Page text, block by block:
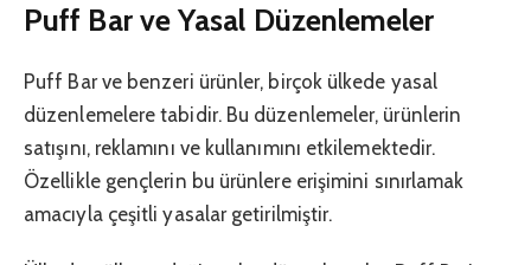
Puff Bar ve Yasal Düzenlemeler
Puff Bar ve benzeri ürünler, birçok ülkede yasal
düzenlemelere tabidir. Bu düzenlemeler, ürünlerin
satışını, reklamını ve kullanımını etkilemektedir.
Özellikle gençlerin bu ürünlere erişimini sınırlamak
amacıyla çeşitli yasalar getirilmiştir.